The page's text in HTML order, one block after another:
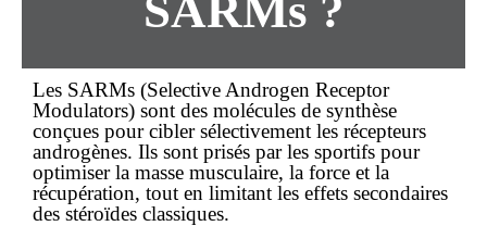
SARMs ?
Les SARMs (Selective Androgen Receptor
Modulators) sont des molécules de synthèse
conçues pour cibler sélectivement les récepteurs
androgènes. Ils sont prisés par les sportifs pour
optimiser la masse musculaire, la force et la
récupération, tout en limitant les effets secondaires
des stéroïdes classiques.